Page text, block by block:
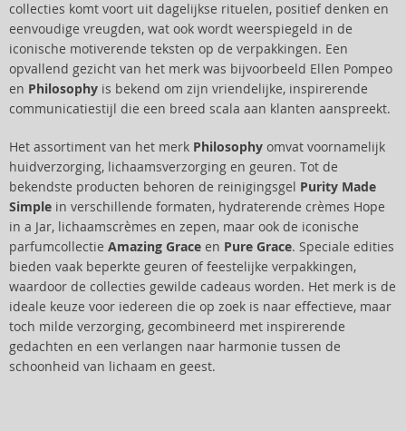
collecties komt voort uit dagelijkse rituelen, positief denken en
eenvoudige vreugden, wat ook wordt weerspiegeld in de
iconische motiverende teksten op de verpakkingen. Een
opvallend gezicht van het merk was bijvoorbeeld Ellen Pompeo
en Philosophy is bekend om zijn vriendelijke, inspirerende
communicatiestijl die een breed scala aan klanten aanspreekt.
Het assortiment van het merk Philosophy omvat voornamelijk
huidverzorging, lichaamsverzorging en geuren. Tot de
bekendste producten behoren de reinigingsgel Purity Made
Simple in verschillende formaten, hydraterende crèmes Hope
in a Jar, lichaamscrèmes en zepen, maar ook de iconische
parfumcollectie Amazing Grace en Pure Grace. Speciale edities
bieden vaak beperkte geuren of feestelijke verpakkingen,
waardoor de collecties gewilde cadeaus worden. Het merk is de
ideale keuze voor iedereen die op zoek is naar effectieve, maar
toch milde verzorging, gecombineerd met inspirerende
gedachten en een verlangen naar harmonie tussen de
schoonheid van lichaam en geest.